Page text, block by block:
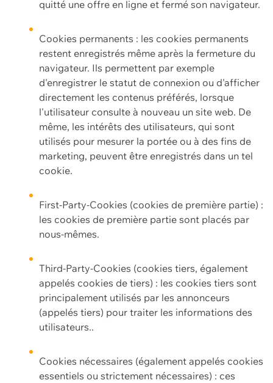
quitté une offre en ligne et fermé son navigateur.
Cookies permanents : les cookies permanents
restent enregistrés même après la fermeture du
navigateur. Ils permettent par exemple
d'enregistrer le statut de connexion ou d'afficher
directement les contenus préférés, lorsque
l'utilisateur consulte à nouveau un site web. De
même, les intérêts des utilisateurs, qui sont
utilisés pour mesurer la portée ou à des fins de
marketing, peuvent être enregistrés dans un tel
cookie.
First-Party-Cookies (cookies de première partie) :
les cookies de première partie sont placés par
nous-mêmes.
Third-Party-Cookies (cookies tiers, également
appelés cookies de tiers) : les cookies tiers sont
principalement utilisés par les annonceurs
(appelés tiers) pour traiter les informations des
utilisateurs..
Cookies nécessaires (également appelés cookies
essentiels ou strictement nécessaires) : ces